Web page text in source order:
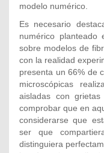
modelo numérico.
Es necesario
numérico
sobre modelos de
con la realidad
presenta un 66% de
microscópicas
aisladas con
comprobar que en
considerarse que
ser que
distinguiera